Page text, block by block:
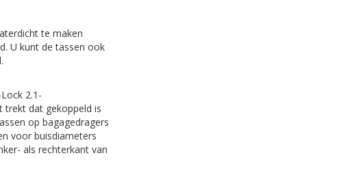
te maken
U kunt de tassen ook
2.1-
trekt dat gekoppeld is
op bagagedragers
voor buisdiameters
als rechterkant van